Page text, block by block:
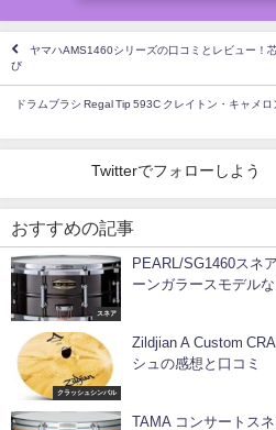
ヤマハAMS1460シリーズの口コミとレビュー！
び
ドラムブラシ Regal Tip 593C クレイトン・キャメ
Twitterでフォローしよう
おすすめの記事
スネア
PEARL/SG1460スネ
ーンガラースモデルな
クラッシュシンバル
Zildjian A Custom
シュの感想と口コミ
TAMA コンサートス